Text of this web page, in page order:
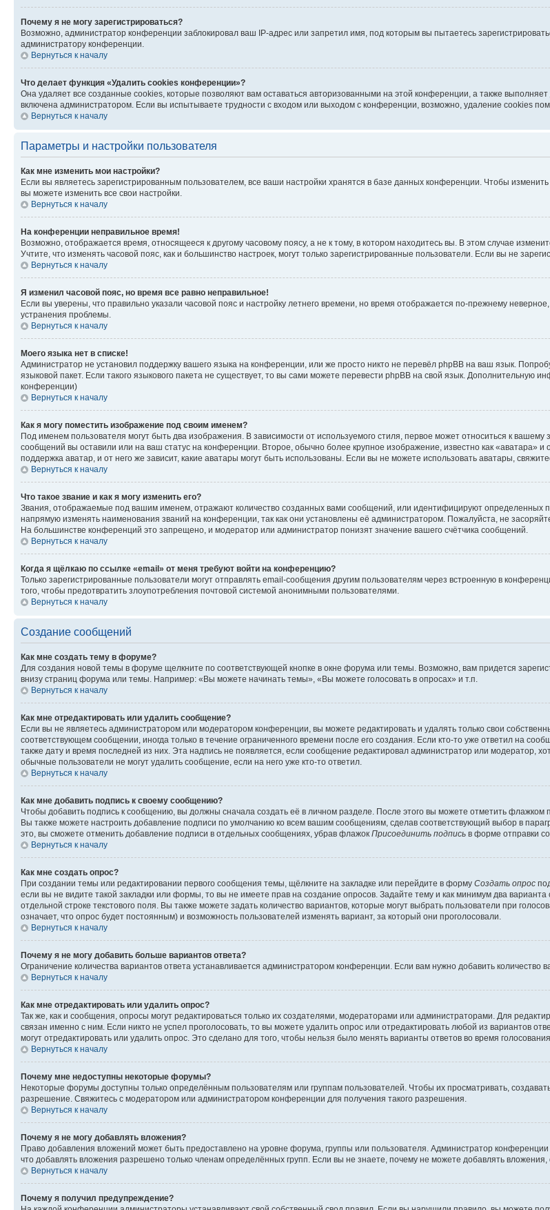
Почему я не могу зарегистрироваться?
Возможно, администратор конференции заблокировал ваш IP-адрес или запретил имя, под которым вы пытаетесь
администратору конференции.
Вернуться к началу
Что делает функция «Удалить cookies конференции»?
Она удаляет все созданные cookies, которые позволяют вам оставаться авторизованными на этой конференции, а также
включена администратором. Если вы испытываете трудности с входом или выходом с конференции, возможно, удаление cookies
Вернуться к началу
Параметры и настройки пользователя
Как мне изменить мои настройки?
Если вы являетесь зарегистрированным пользователем, все ваши настройки хранятся в базе данных конференции. Чтобы
вы можете изменить все свои настройки.
Вернуться к началу
На конференции неправильное время!
Возможно, отображается время, относящееся к другому часовому поясу, а не к тому, в котором находитесь вы. В этом случае
Учтите, что изменять часовой пояс, как и большинство настроек, могут только зарегистрированные пользователи. Если вы не
Вернуться к началу
Я изменил часовой пояс, но время все равно неправильное!
Если вы уверены, что правильно указали часовой пояс и настройку летнего времени, но время отображается по-прежнему
устранения проблемы.
Вернуться к началу
Моего языка нет в списке!
Администратор не установил поддержку вашего языка на конференции, или же просто никто не перевёл phpBB на ваш язык.
языковой пакет. Если такого языкового пакета не существует, то вы сами можете перевести phpBB на свой язык. Дополнительную
конференции)
Вернуться к началу
Как я могу поместить изображение под своим именем?
Под именем пользователя могут быть два изображения. В зависимости от используемого стиля, первое может относиться к
сообщений вы оставили или на ваш статус на конференции. Второе, обычно более крупное изображение, известно как «аватара»
поддержка аватар, и от него же зависит, какие аватары могут быть использованы. Если вы не можете использовать аватары,
Вернуться к началу
Что такое звание и как я могу изменить его?
Звания, отображаемые под вашим именем, отражают количество созданных вами сообщений, или идентифицируют определенных
напрямую изменять наименования званий на конференции, так как они установлены её администратором. Пожалуйста, не
На большинстве конференций это запрещено, и модератор или администратор понизят значение вашего счётчика сообщений.
Вернуться к началу
Когда я щёлкаю по ссылке «email» от меня требуют войти на конференцию?
Только зарегистрированные пользователи могут отправлять email-сообщения другим пользователям через встроенную в
того, чтобы предотвратить злоупотребления почтовой системой анонимными пользователями.
Вернуться к началу
Создание сообщений
Как мне создать тему в форуме?
Для создания новой темы в форуме щелкните по соответствующей кнопке в окне форума или темы. Возможно, вам придется
внизу страниц форума или темы. Например: «Вы можете начинать темы», «Вы можете голосовать в опросах» и т.п.
Вернуться к началу
Как мне отредактировать или удалить сообщение?
Если вы не являетесь администратором или модератором конференции, вы можете редактировать и удалять только свои
соответствующем сообщении, иногда только в течение ограниченного времени после его создания. Если кто-то уже ответил на
также дату и время последней из них. Эта надпись не появляется, если сообщение редактировал администратор или модератор,
обычные пользователи не могут удалить сообщение, если на него уже кто-то ответил.
Вернуться к началу
Как мне добавить подпись к своему сообщению?
Чтобы добавить подпись к сообщению, вы должны сначала создать её в личном разделе. После этого вы можете отметить флажком
Вы также можете настроить добавление подписи по умолчанию ко всем вашим сообщениям, сделав соответствующий выбор в
это, вы сможете отменить добавление подписи в отдельных сообщениях, убрав флажок Присоединить подпись в форме отправки
Вернуться к началу
Как мне создать опрос?
При создании темы или редактировании первого сообщения темы, щёлкните на закладке или перейдите в форму Создать опрос
если вы не видите такой закладки или формы, то вы не имеете прав на создание опросов. Задайте тему и как минимум два
отдельной строке текстового поля. Вы также можете задать количество вариантов, которые могут выбрать пользователи при
означает, что опрос будет постоянным) и возможность пользователей изменять вариант, за который они проголосовали.
Вернуться к началу
Почему я не могу добавить больше вариантов ответа?
Ограничение количества вариантов ответа устанавливается администратором конференции. Если вам нужно добавить
Вернуться к началу
Как мне отредактировать или удалить опрос?
Так же, как и сообщения, опросы могут редактироваться только их создателями, модераторами или администраторами. Для
связан именно с ним. Если никто не успел проголосовать, то вы можете удалить опрос или отредактировать любой из вариантов
могут отредактировать или удалить опрос. Это сделано для того, чтобы нельзя было менять варианты ответов во время голосования.
Вернуться к началу
Почему мне недоступны некоторые форумы?
Некоторые форумы доступны только определённым пользователям или группам пользователей. Чтобы их просматривать,
разрешение. Свяжитесь с модератором или администратором конференции для получения такого разрешения.
Вернуться к началу
Почему я не могу добавлять вложения?
Право добавления вложений может быть предоставлено на уровне форума, группы или пользователя. Администратор
что добавлять вложения разрешено только членам определённых групп. Если вы не знаете, почему не можете добавлять
Вернуться к началу
Почему я получил предупреждение?